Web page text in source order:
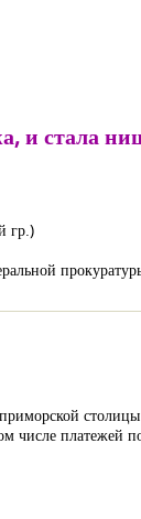
и стала
гр.)
числе